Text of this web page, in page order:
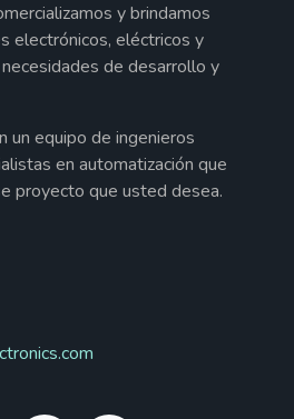
y brindamos
electrónicos, eléctricos y
de desarrollo y
un equipo de ingenieros
en automatización que
proyecto que usted desea.